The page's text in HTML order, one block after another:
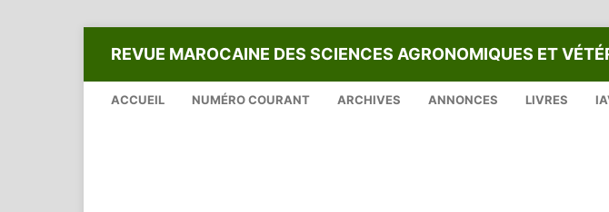
REVUE MAROCAINE DES SCIENCES AGRONOMIQUES ET
ACCUEIL NUMÉRO COURANT ARCHIVES ANNONCES LIVRES